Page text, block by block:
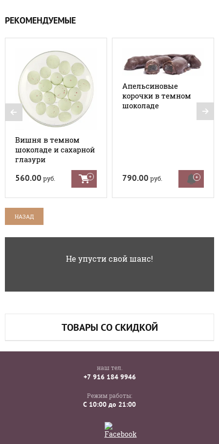
РЕКОМЕНДУЕМЫЕ
Вишня в темном
шоколаде и сахарной
глазури
560.00 руб.
Апельсиновые
корочки в темном
шоколаде
790.00 руб.
НАЗАД
Не упусти свой шанс!
ТОВАРЫ СО СКИДКОЙ
наш тел.
+7 916 184 9946
Режим работы:
C 10:00 до 21:00